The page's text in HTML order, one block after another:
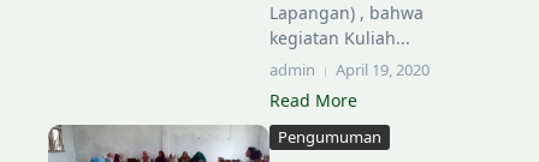
Lapangan) , bahwa
kegiatan Kuliah...
admin April 19, 2020
Read More
Pengumuman